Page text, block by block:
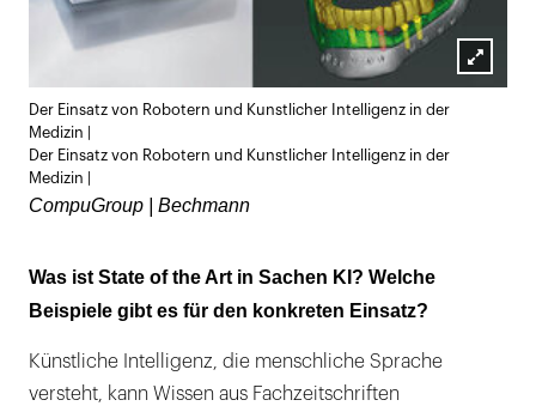
Der Einsatz von Robotern und Kunstlicher Intelligenz in der
Medizin |
Der Einsatz von Robotern und Kunstlicher Intelligenz in der
Medizin |
CompuGroup | Bechmann
Was ist State of the Art in Sachen KI? Welche
Beispiele gibt es für den konkreten Einsatz?
Künstliche Intelligenz, die menschliche Sprache
versteht, kann Wissen aus Fachzeitschriften